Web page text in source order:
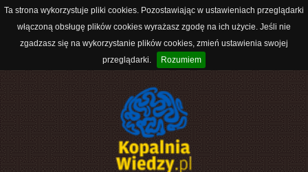
Ta strona wykorzystuje pliki cookies. Pozostawiając w ustawieniach przeglądarki
włączoną obsługę plików cookies wyrażasz zgodę na ich użycie. Jeśli nie
zgadzasz się na wykorzystanie plików cookies, zmień ustawienia swojej
przeglądarki.
Rozumiem